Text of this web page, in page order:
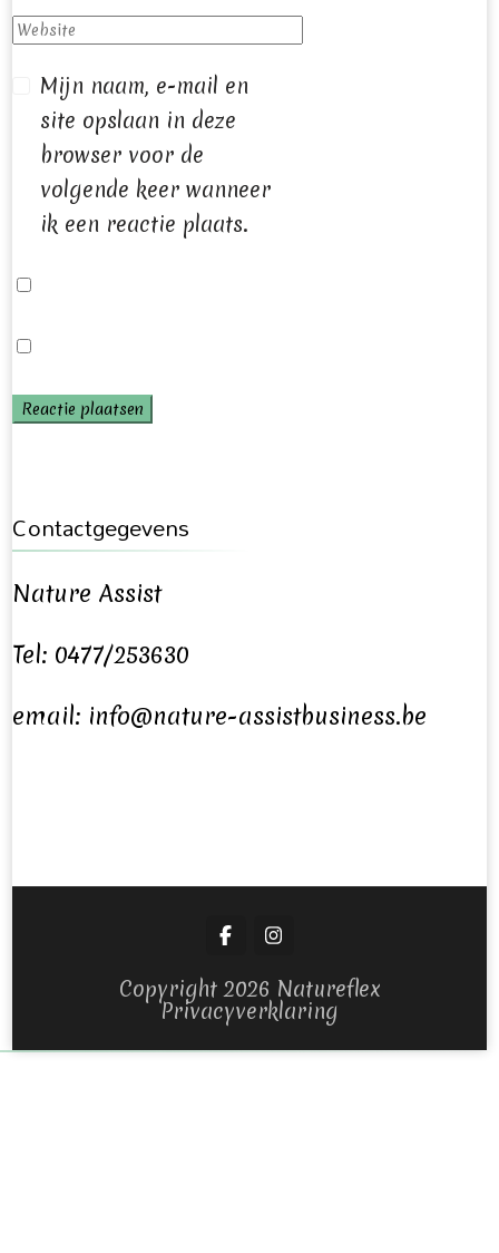
Mijn naam, e-mail en
site opslaan in deze
browser voor de
volgende keer wanneer
ik een reactie plaats.
Contactgegevens
Nature Assist
Tel: 0477/253630
email: info@nature-assistbusiness.be
Copyright 2026 Natureflex
Privacyverklaring